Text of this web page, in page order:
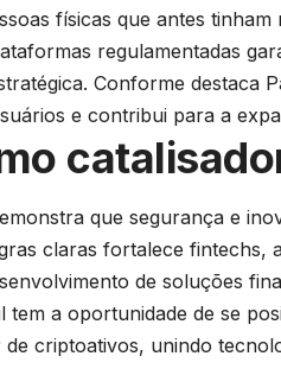
físicas que antes
regulamentadas
Conforme destaca
e contribui para a
que segurança e
claras fortalece fintechs,
de soluções
tem a oportunidade de se
criptoativos, unindo